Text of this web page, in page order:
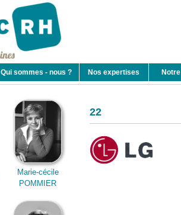
Marie-cécile
POMMIER
22
Qui sommes - nous ? Nos expertises